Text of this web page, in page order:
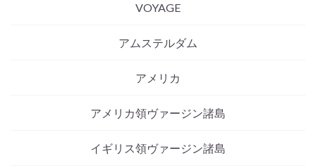
VOYAGE
アムステルダム
アメリカ
アメリカ領ヴァージン諸島
イギリス領ヴァージン諸島